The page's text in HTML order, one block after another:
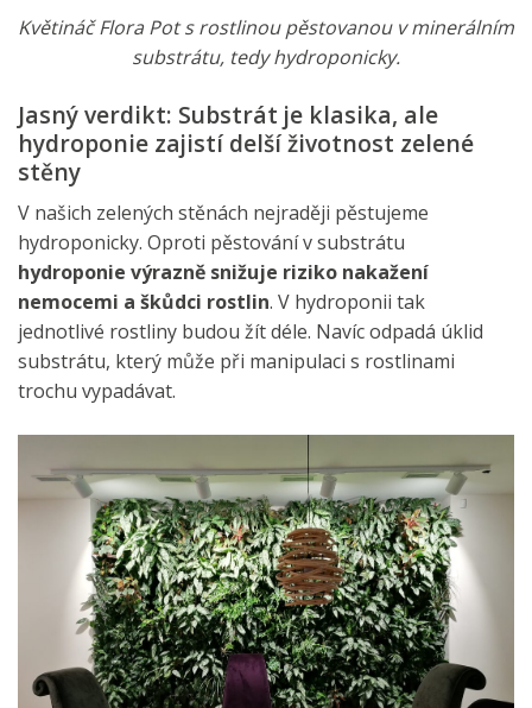
Květináč Flora Pot s rostlinou pěstovanou v minerálním
substrátu, tedy hydroponicky.
Jasný verdikt: Substrát je klasika, ale
hydroponie zajistí delší životnost zelené
stěny
V našich zelených stěnách nejraději pěstujeme
hydroponicky. Oproti pěstování v substrátu
hydroponie výrazně snižuje riziko nakažení
nemocemi a škůdci rostlin. V hydroponii tak
jednotlivé rostliny budou žít déle. Navíc odpadá úklid
substrátu, který může při manipulaci s rostlinami
trochu vypadávat.